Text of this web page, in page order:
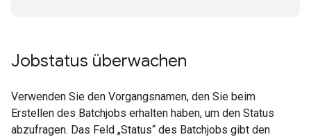
Jobstatus überwachen
Verwenden Sie den Vorgangsnamen, den Sie beim
Erstellen des Batchjobs erhalten haben, um den Status
abzufragen. Das Feld „Status“ des Batchjobs gibt den